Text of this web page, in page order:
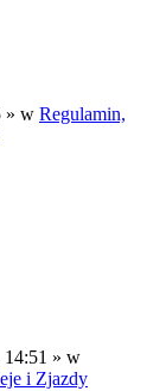
» w Regulamin,
14:51 » w
i Zjazdy